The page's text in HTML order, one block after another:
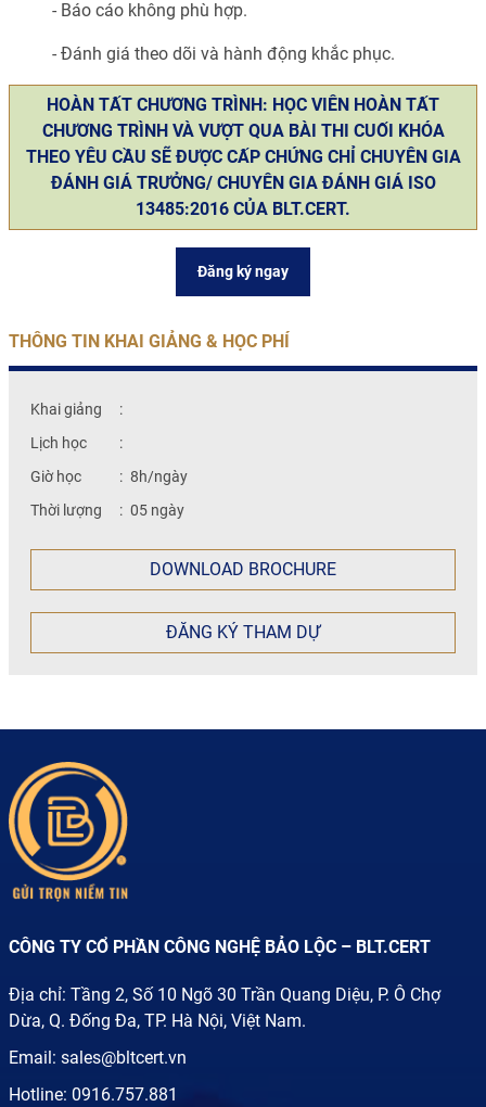
THÔNG TIN KHAI GIẢNG & HỌC PHÍ
Khai giảng
:
Lịch học
:
Giờ học
: 8h/ngày
Thời lượng
: 05 ngày
DOWNLOAD BROCHURE
ĐĂNG KÝ THAM DỰ
- Báo cáo không phù hợp.
- Đánh giá theo dõi và hành động khắc phục.
HOÀN TẤT CHƯƠNG TRÌNH: HỌC VIÊN HOÀN TẤT
CHƯƠNG TRÌNH VÀ VƯỢT QUA BÀI THI CUỐI KHÓA
THEO YÊU CẦU SẼ ĐƯỢC CẤP CHỨNG CHỈ CHUYÊN GIA
ĐÁNH GIÁ TRƯỞNG/ CHUYÊN GIA ĐÁNH GIÁ ISO
13485:2016 CỦA BLT.CERT.
Đăng ký ngay
CÔNG TY CỔ PHẦN CÔNG NGHỆ BẢO LỘC – BLT.CERT
Địa chỉ: Tầng 2, Số 10 Ngõ 30 Trần Quang Diệu, P. Ô Chợ
Dừa, Q. Đống Đa, TP. Hà Nội, Việt Nam.
Email: sales@bltcert.vn
Hotline: 0916.757.881